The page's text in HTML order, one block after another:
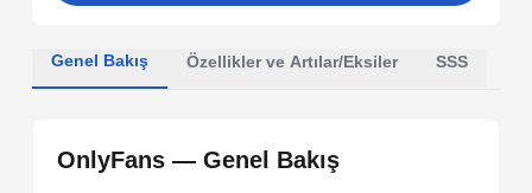
Genel Bakış Özellikler ve Artılar/Eksiler SSS
OnlyFans — Genel Bakış